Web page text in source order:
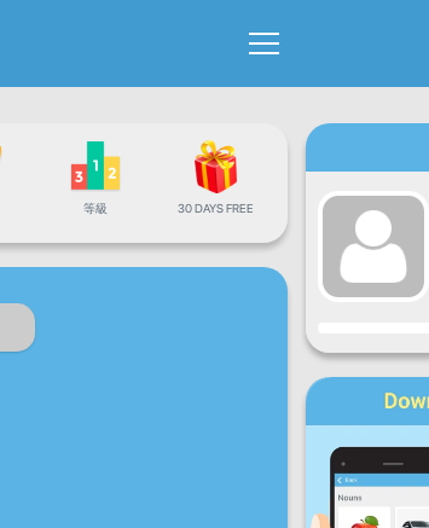
等級 30 DAYS FREE
星期一